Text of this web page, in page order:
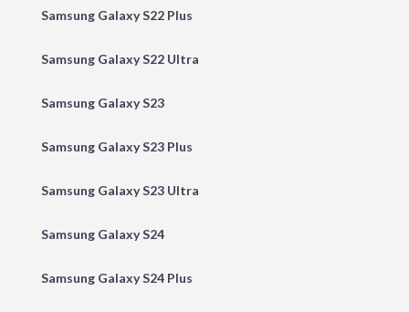
Samsung Galaxy S22 Plus
Samsung Galaxy S22 Ultra
Samsung Galaxy S23
Samsung Galaxy S23 Plus
Samsung Galaxy S23 Ultra
Samsung Galaxy S24
Samsung Galaxy S24 Plus